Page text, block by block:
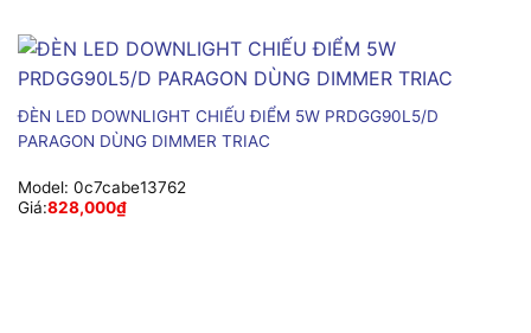
ĐÈN LED DOWNLIGHT CHIẾU ĐIỂM 5W PRDGG90L5/D
PARAGON DÙNG DIMMER TRIAC
Model: 0c7cabe13762
Giá:828,000₫